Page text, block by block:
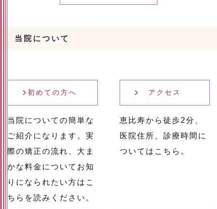
当院について
初めての方へ
当院についての簡単な
ご紹介になります。実
際の矯正の流れ、大ま
かな料金についてお知
りになられたい方はこ
ちらを読みください。
アクセス
恵比寿から徒歩2分、
医院住所、診療時間に
ついてはこちら。